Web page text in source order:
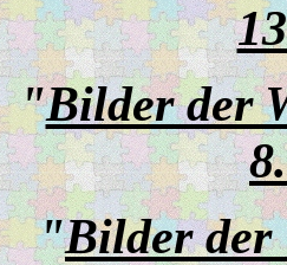
"Bilder der
"Bilder der